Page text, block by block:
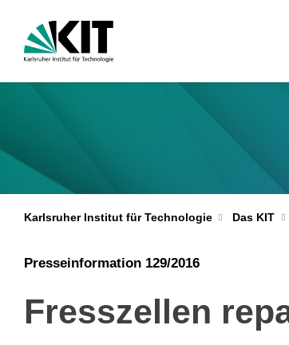
Karlsruher Institut für Technologie Das KIT
Presseinformation 129/2016
Fresszellen